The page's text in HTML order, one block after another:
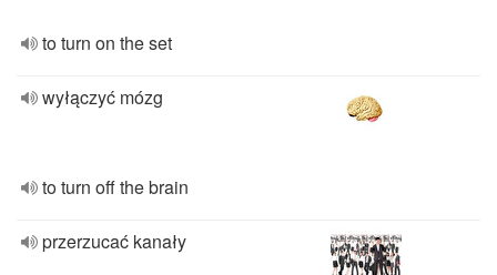
to turn on the set
wyłączyć mózg
to turn off the brain
przerzucać kanały